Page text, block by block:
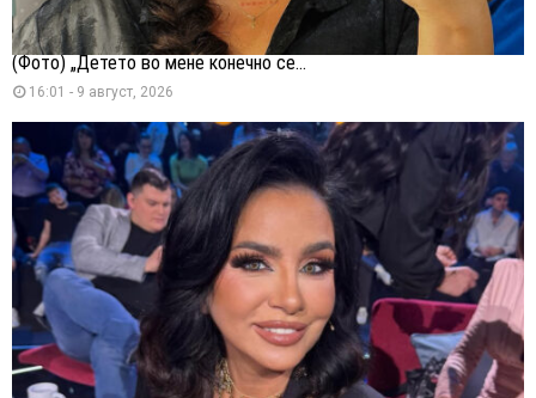
(Фото) „Детето во мене конечно се...
16:01 - 9 август, 2026